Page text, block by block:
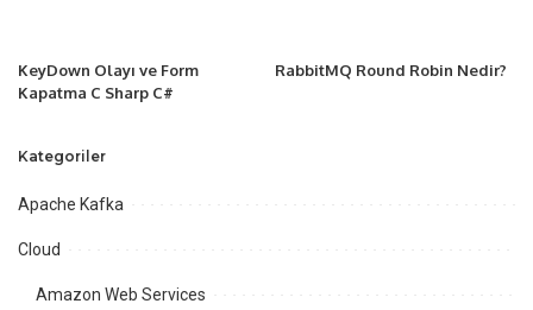
KeyDown Olayı ve Form
Kapatma C Sharp C#
RabbitMQ Round Robin Nedir?
Kategoriler
Apache Kafka
Cloud
Amazon Web Services